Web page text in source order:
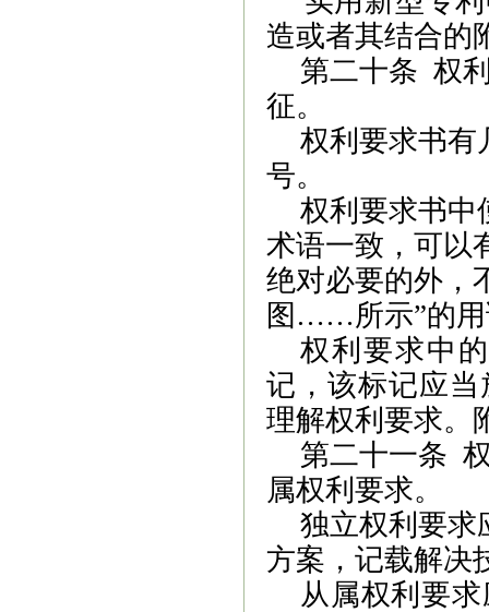
造或者其结合的
第二十条 权
征。
权利要求书有
号。
权利要求书中
术语一致，可以
绝对必要的外，
图……所示”的用
权利要求中
记，该标记应
理解权利要求。
第二十一条
属权利要求。
独立权利要求
方案，记载解决
从属权利要